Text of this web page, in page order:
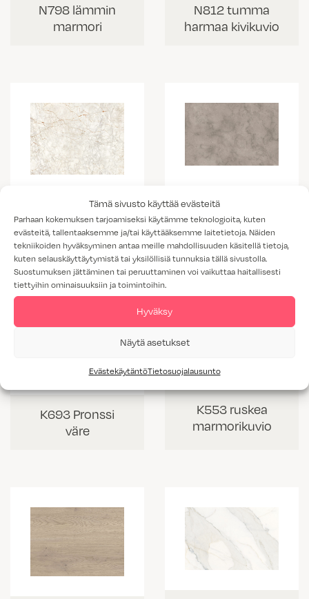
Tämä sivusto käyttää evästeitä
Parhaan kokemuksen tarjoamiseksi käytämme teknologioita, kuten
evästeitä, tallentaaksemme ja/tai käyttääksemme laitetietoja. Näiden
tekniikoiden hyväksyminen antaa meille mahdollisuuden käsitellä tietoja,
kuten selauskäyttäytymistä tai yksilöllisiä tunnuksia tällä sivustolla.
Suostumuksen jättäminen tai peruuttaminen voi vaikuttaa haitallisesti
tiettyihin ominaisuuksiin ja toimintoihin.
Hyväksy
Näytä asetukset
EvästekäytäntöTietosuojalausunto
N798 lämmin
marmori
N812 tumma
harmaa kivikuvio
K703 Portobello
marmorikuvio
K538 vaalea
kallio
K693 Pronssi
väre
K553 ruskea
marmorikuvio